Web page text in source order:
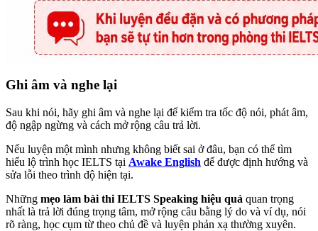
Ghi âm và nghe lại
Sau khi nói, hãy ghi âm và nghe lại để kiểm tra tốc độ nói, phát âm,
độ ngập ngừng và cách mở rộng câu trả lời.
Nếu luyện một mình nhưng không biết sai ở đâu, bạn có thể tìm
hiểu lộ trình học IELTS tại Awake English để được định hướng và
sửa lỗi theo trình độ hiện tại.
Những mẹo làm bài thi IELTS Speaking hiệu quả quan trọng
nhất là trả lời đúng trọng tâm, mở rộng câu bằng lý do và ví dụ, nói
rõ ràng, học cụm từ theo chủ đề và luyện phản xạ thường xuyên.